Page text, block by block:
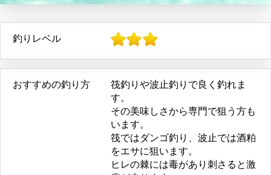
釣りレベル
おすすめの釣り方
筏釣りや波止釣りで良く釣れま
す。
その美味しさから専門で狙う方も
います。
筏ではダンゴ釣り、波止では酒粕
をエサに狙います。
ヒレの棘には毒があり刺さると激